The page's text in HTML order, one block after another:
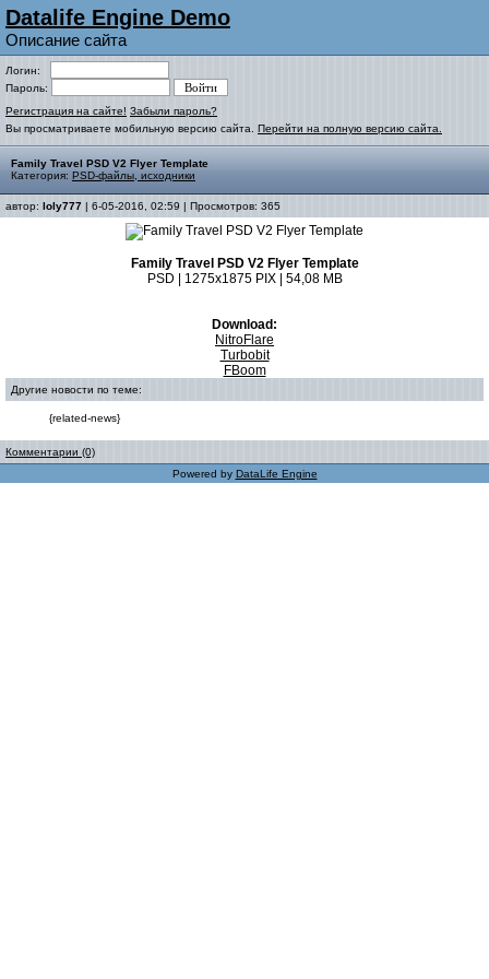
Datalife Engine Demo
Описание сайта
Логин:
Пароль:
Регистрация на сайте! Забыли пароль?
Вы просматриваете мобильную версию сайта. Перейти на полную версию сайта.
Family Travel PSD V2 Flyer Template
Категория: PSD-файлы, исходники
автор: loly777 | 6-05-2016, 02:59 | Просмотров: 365
Family Travel PSD V2 Flyer Template
PSD | 1275x1875 PIX | 54,08 MB
Download:
NitroFlare
Turbobit
FBoom
Другие новости по теме:
{related-news}
Комментарии (0)
Powered by DataLife Engine